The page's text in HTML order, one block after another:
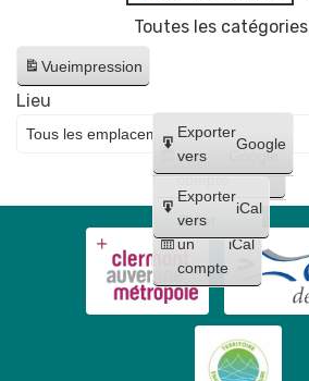
Toutes les catégories
Vueimpression
Créer
un
compte
Google
Créer
un
compte
iCal
Exporter
vers
Google
Exporter
vers
iCal
Lieu